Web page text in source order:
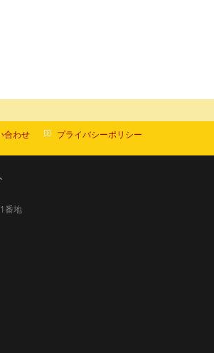
合わせ プライバシーポリシー
番地